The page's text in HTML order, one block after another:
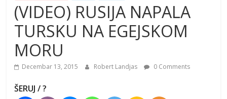
(VIDEO) RUSIJA NAPALA
TURSKU NA EGEJSKOM
MORU
Decembar 13, 2015 Robert Landjas 0 Comments
ŠERUJ / ?